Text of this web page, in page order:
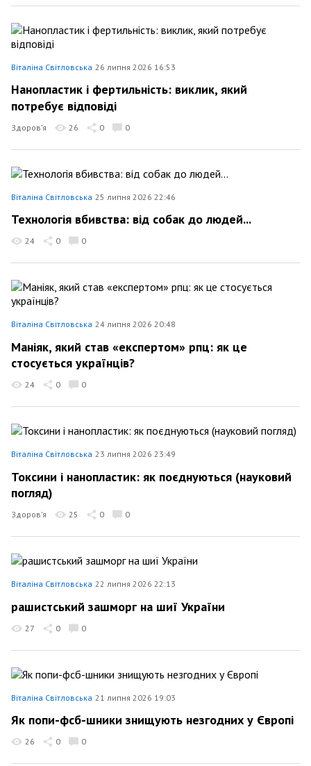
Віталіна Світловська 26 липня 2026 16:53
Нанопластик і фертильність: виклик, який
потребує відповіді
Здоров’я 26 0 0
Віталіна Світловська 25 липня 2026 22:46
Технологія вбивства: від собак до людей...
24 0 0
Віталіна Світловська 24 липня 2026 20:48
Маніяк, який став «експертом» рпц: як це
стосується українців?
24 0 0
Віталіна Світловська 23 липня 2026 23:49
Токсини і нанопластик: як поєднуються (науковий
погляд)
Здоров’я 25 0 0
Віталіна Світловська 22 липня 2026 22:13
рашистський зашморг на шиї України
27 0 0
Віталіна Світловська 21 липня 2026 19:03
Як попи-фсб-шники знищують незгодних у Європі
26 0 0